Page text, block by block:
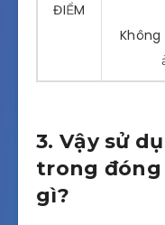
ĐIỂM
3. Vậy sử
trong đóng
gì?